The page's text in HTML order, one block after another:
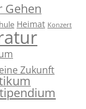
Gehen
Heimat Konzert
Zukunft